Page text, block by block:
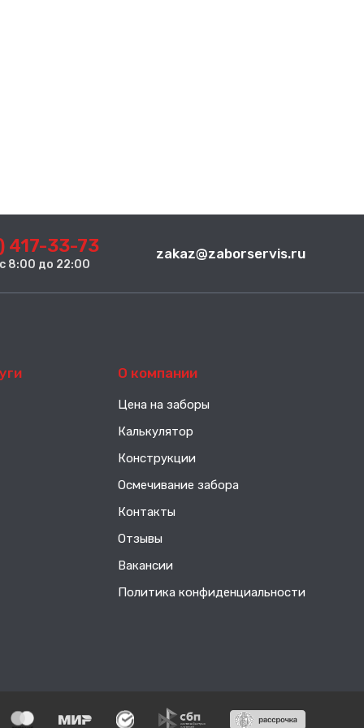
417-33-73
8:00 до 22:00
zakaz@zaborservis.ru
О компании
Цена на заборы
Калькулятор
Конструкции
Осмечивание забора
Контакты
Отзывы
Вакансии
Политика конфиденциальности